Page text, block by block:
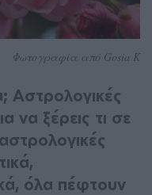
Φωτογραφία από Gosia K
Αστρολογικές
να ξέρεις τι σε
όλα πέφτουν